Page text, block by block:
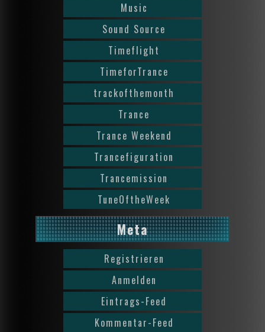
Music
Sound Source
Timeflight
TimeforTrance
trackofthemonth
Trance
Trance Weekend
Trancefiguration
Trancemission
TuneOftheWeek
Meta
Registrieren
Anmelden
Eintrags-Feed
Kommentar-Feed